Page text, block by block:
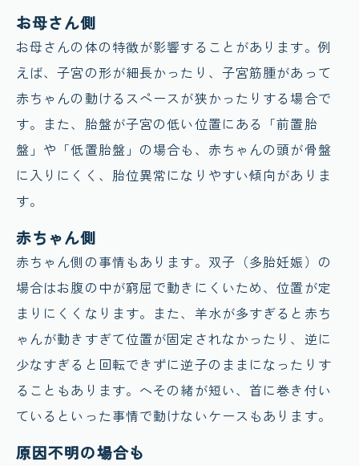
お母さん側
お母さんの体の特徴が影響することがあります。例
えば、子宮の形が細長かったり、子宮筋腫があって
赤ちゃんの動けるスペースが狭かったりする場合で
す。また、胎盤が子宮の低い位置にある「前置胎
盤」や「低置胎盤」の場合も、赤ちゃんの頭が骨盤
に入りにくく、胎位異常になりやすい傾向がありま
す。
赤ちゃん側
赤ちゃん側の事情もあります。双子（多胎妊娠）の
場合はお腹の中が窮屈で動きにくいため、位置が定
まりにくくなります。また、羊水が多すぎると赤ち
ゃんが動きすぎて位置が固定されなかったり、逆に
少なすぎると回転できずに逆子のままになったりす
ることもあります。へその緒が短い、首に巻き付い
ているといった事情で動けないケースもあります。
原因不明の場合も